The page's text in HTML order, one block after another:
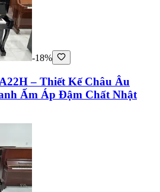
-18%
– Thiết Kế Châu Âu
Ấm Áp Đậm Chất Nhật